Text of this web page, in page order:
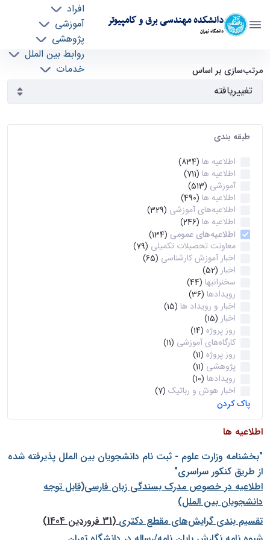
دانشکده مهندسی برق و کامپیوتر
دانشگاه تهران
افراد
آموزشی
پژوهشی
روابط بین الملل
خدمات
آرشیو اطلاعیه ها - ece- دانشکده مهندسی برق و
کامپیوتر
مرتب‌سازی بر اساس
طبقه بندی
اطلاعیه ها (834)
اطلاعیه ها (711)
آموزشی (513)
اطلاعیه ها (490)
اطلاعیه‌های‌ آموزشی (329)
اطلاعیه ها (246)
اطلاعیه‌های عمومی (134)
معاونت تحصیلات تکمیلی (79)
اخبار آموزش کارشناسی (65)
اخبار (52)
سخنرانیها (44)
رویدادها (36)
اخبار و رویداد ها (15)
اخبار (15)
روز پروژه (14)
کارگاه‌های آموزشی (11)
روز پروژه (11)
پژوهشی (11)
رویدادها (10)
اخبار هوش و رباتیک (7)
پاک کردن
اطلاعیه ها
"بخشنامه وزارت علوم - ثبت نام دانشجويان بين الملل پذيرفته شده
از طريق كنكور سراسری"
اطلاعیه در خصوص مدرک بسندگی زبان فارسی(قابل توجه
دانشجویان بین الملل)
تقسیم بندی گرایش‌های مقطع دکتری(31 فروردین 1404)